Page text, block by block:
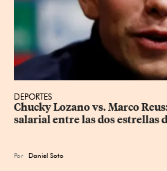
DEPORTES
Chucky Lozano vs. Marco
salarial entre las dos estrellas
Por Daniel Soto